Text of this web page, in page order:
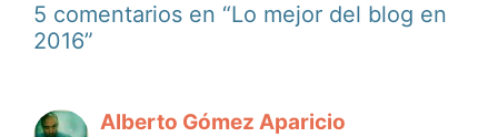
5 comentarios en “Lo mejor del blog en
2016”
Alberto Gómez Aparicio